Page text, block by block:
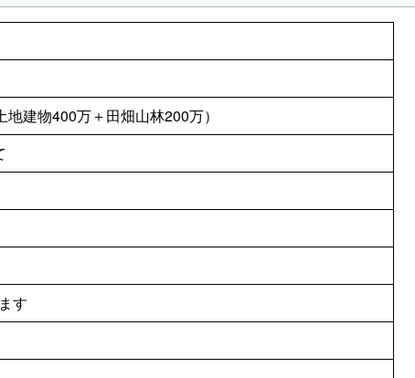
建物400万＋田畑山林200万）
す